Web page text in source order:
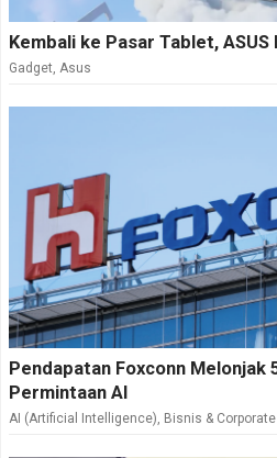
Kembali ke Pasar Tablet, ASUS
Gadget Asus
Pendapatan Foxconn Melonjak
Permintaan AI
AI (Artificial Intelligence) Bisnis & Corporate